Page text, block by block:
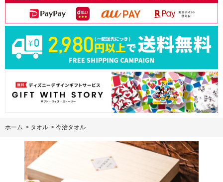
ホーム > タオル > 今治タオル